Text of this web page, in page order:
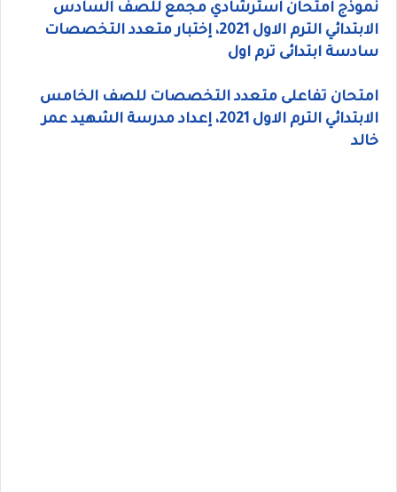
نموذج امتحان استرشادي مجمع للصف السادس
الابتدائي الترم الاول 2021، إختبار متعدد التخصصات
سادسة ابتدائى ترم اول
امتحان تفاعلى متعدد التخصصات للصف الخامس
الابتدائي الترم الاول 2021، إعداد مدرسة الشهيد عمر
خالد